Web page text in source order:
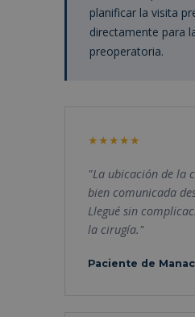
planificar la visita
directamente para
preoperatoria.
"La ubicación de la
bien comunicada
Llegué sin
la cirugía."
Paciente de